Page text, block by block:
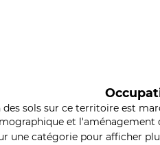
sols sur ce territoire est
et
une catégorie pour afficher